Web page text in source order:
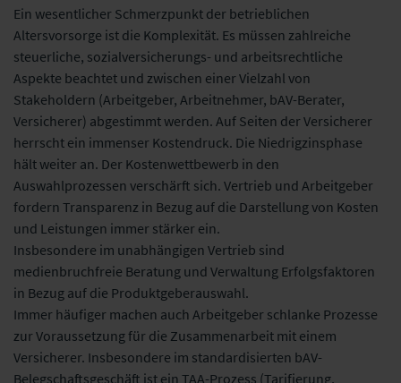
Ein wesentlicher Schmerzpunkt der betrieblichen
Altersvorsorge ist die Komplexität. Es müssen zahlreiche
steuerliche, sozialversicherungs- und arbeitsrechtliche
Aspekte beachtet und zwischen einer Vielzahl von
Stakeholdern (Arbeitgeber, Arbeitnehmer, bAV-Berater,
Versicherer) abgestimmt werden. Auf Seiten der Versicherer
herrscht ein immenser Kostendruck. Die Niedrigzinsphase
hält weiter an. Der Kostenwettbewerb in den
Auswahlprozessen verschärft sich. Vertrieb und Arbeitgeber
fordern Transparenz in Bezug auf die Darstellung von Kosten
und Leistungen immer stärker ein.
Insbesondere im unabhängigen Vertrieb sind
medienbruchfreie Beratung und Verwaltung Erfolgsfaktoren
in Bezug auf die Produktgeberauswahl.
Immer häufiger machen auch Arbeitgeber schlanke Prozesse
zur Voraussetzung für die Zusammenarbeit mit einem
Versicherer. Insbesondere im standardisierten bAV-
Belegschaftsgeschäft ist ein TAA-Prozess (Tarifierung,